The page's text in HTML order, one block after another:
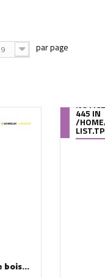
9
COMPILE/95/
bois...
NOTICE
445 IN
/